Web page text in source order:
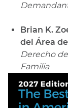
Brian K.
del Área
Derecho
Familia